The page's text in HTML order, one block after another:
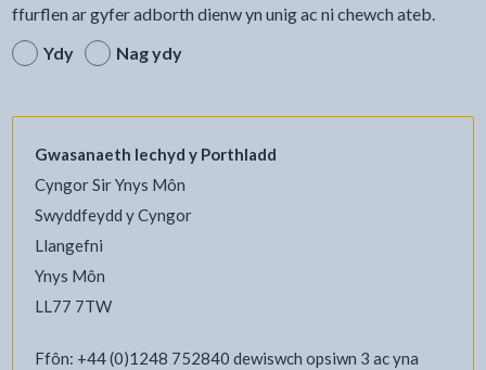
ffurflen ar gyfer adborth dienw yn unig ac ni chewch ateb.
Ydy
Nag ydy
Gwasanaeth Iechyd y Porthladd
Cyngor Sir Ynys Môn
Swyddfeydd y Cyngor
Llangefni
Ynys Môn
LL77 7TW
Ffôn: +44 (0)1248 752840 dewiswch opsiwn 3 ac yna